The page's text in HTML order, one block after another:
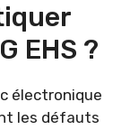
EHS ?
électronique
les défauts